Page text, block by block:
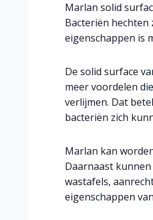
Marlan solid
Bacteriën hechten
eigenschappen is
De solid surface
meer voordelen
verlijmen. Dat
bacteriën zich
Marlan kan
Daarnaast
wastafels,
eigenschappen